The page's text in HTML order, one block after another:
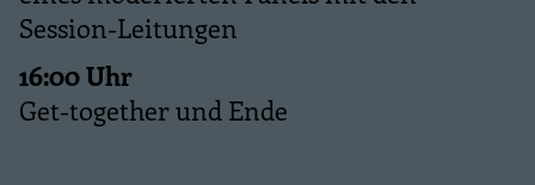
Session-Leitungen
16:00 Uhr
Get-together und Ende